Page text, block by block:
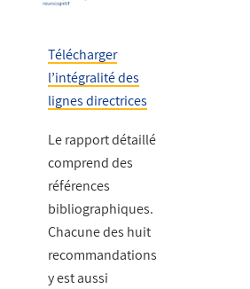
Télécharger
l’intégralité des
lignes directrices
Le rapport détaillé
comprend des
références
bibliographiques.
Chacune des huit
recommandations
y est aussi